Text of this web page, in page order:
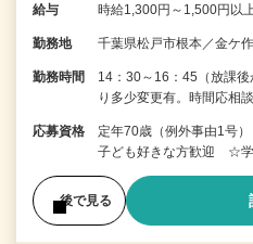
給与 時給1,300円～1,500円以
勤務地 千葉県松戸市根本／金ケ
勤務時間
14：30～16：45（放課
り多少変更有。時間応相
応募資格
定年70歳（例外事由1
子ども好きな方歓迎 ☆学
後で見る